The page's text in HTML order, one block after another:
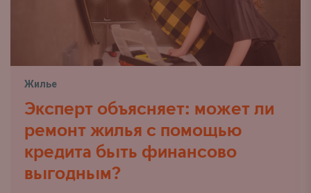
Жилье
Эксперт объясняет: может ли
ремонт жилья с помощью
кредита быть финансово
выгодным?